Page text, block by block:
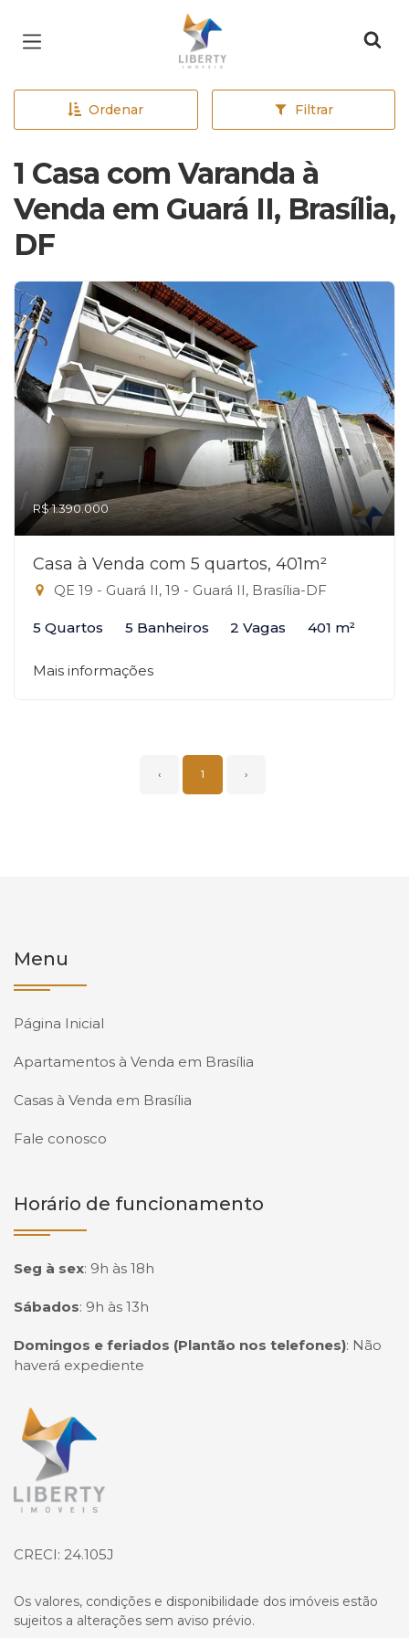
Página inicial
Ordenar Filtrar
1 Casa com Varanda à
Venda em Guará II, Brasília,
DF
R$ 1.390.000
Casa à Venda com 5 quartos, 401m²
QE 19 - Guará II, 19 - Guará II, Brasília-DF
5 Quartos 5 Banheiros 2 Vagas 401 m²
Mais informações
‹ 1 ›
Menu
Página Inicial
Apartamentos à Venda em Brasília
Casas à Venda em Brasília
Fale conosco
Horário de funcionamento
Seg à sex: 9h às 18h
Sábados: 9h às 13h
Domingos e feriados (Plantão nos telefones): Não
haverá expediente
Página inicial
CRECI: 24.105J
Os valores, condições e disponibilidade dos imóveis estão
sujeitos a alterações sem aviso prévio.